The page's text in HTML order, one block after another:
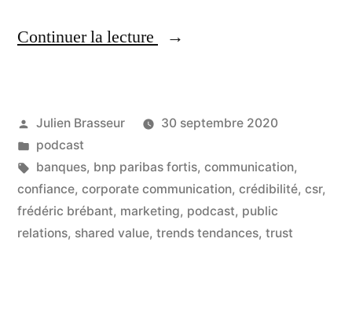
Continuer la lecture
« Comment
sens
au
métier
et
Publié
par
Julien Brasseur
30 septembre 2020
Publié
dans
podcast
Étiquettes :
banques, bnp paribas fortis, communication,
confiance, corporate communication, crédibilité, csr,
frédéric brébant, marketing, podcast, public
relations, shared value, trends tendances, trust